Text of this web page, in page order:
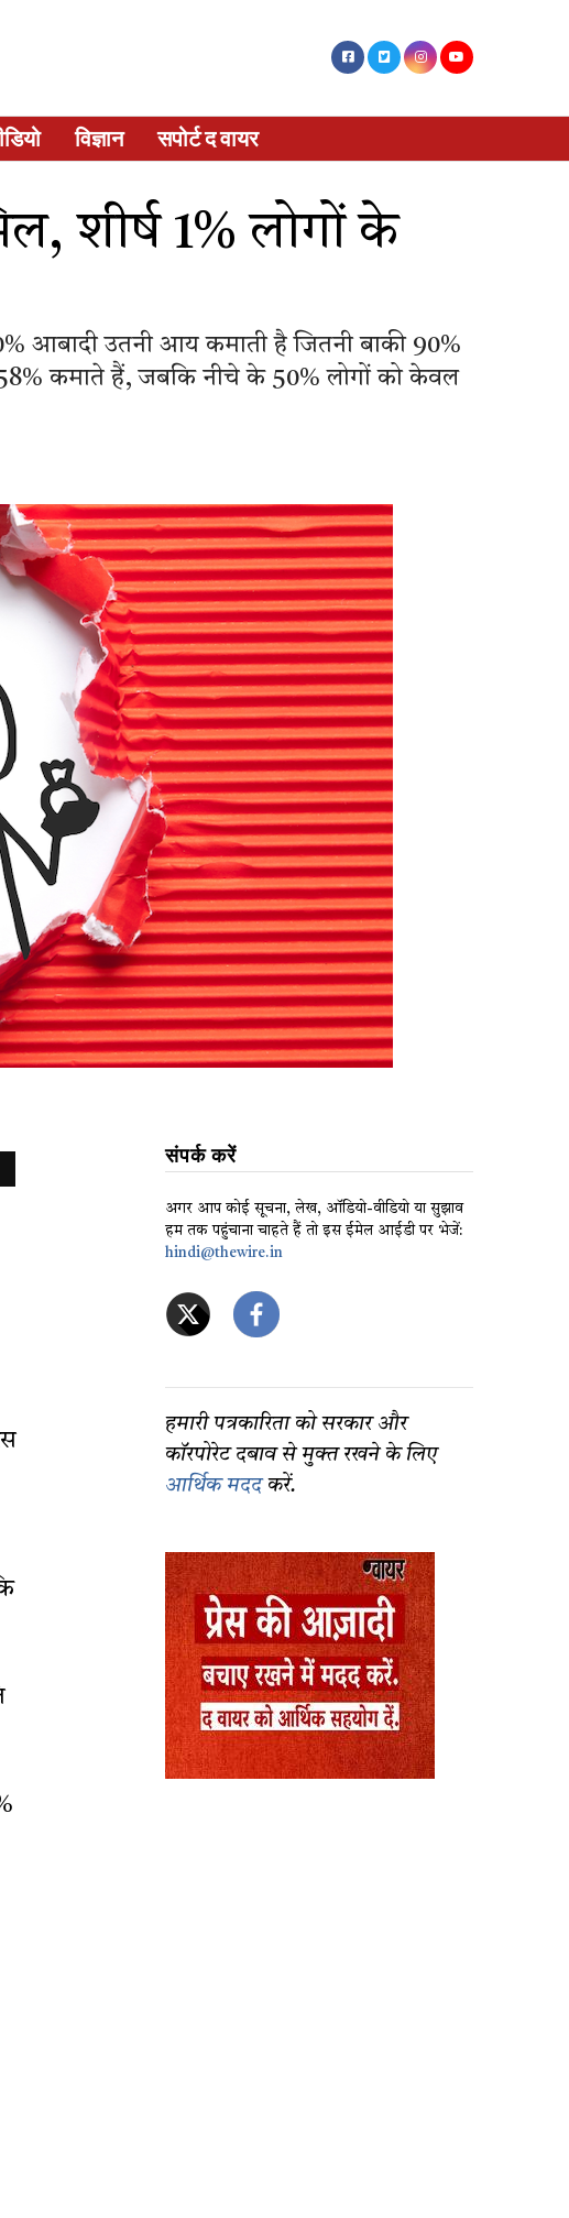
विज्ञान सपोर्ट द वायर
शीर्ष 1% लोगों के
आबादी उतनी आय कमाती है जितनी बाकी 90%
58% कमाते हैं, जबकि नीचे के 50% लोगों को केवल
संपर्क करें
अगर आप कोई सूचना, लेख, ऑडियो-वीडियो या सुझाव
हम तक पहुंचाना चाहते हैं तो इस ईमेल आईडी पर भेजें:
hindi@thewire.in
हमारी पत्रकारिता को सरकार और
कॉरपोरेट दबाव से मुक्त रखने के लिए
आर्थिक मददकरें.